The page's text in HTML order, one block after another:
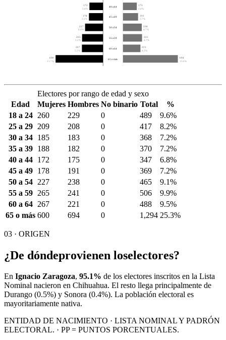
172
3.4%
175
3.4%
40 a 44
178
3.5%
191
3.7%
45 a 49
227
4.4%
238
4.7%
50 a 54
265
5.2%
241
4.7%
55 a 59
267
5.2%
221
4.3%
60 a 64
600
11.7%
694
13.6%
65 o más
Electores por rango de edad y sexo
Edad
Mujeres Hombres No binario Total
%
18 a 24
260 229 0 489
9.6%
25 a 29
209 208 0 417
8.2%
30 a 34
185 183 0 368
7.2%
35 a 39
188 182 0 370
7.2%
40 a 44
172 175 0 347
6.8%
45 a 49
178 191 0 369
7.2%
50 a 54
227 238 0 465
9.1%
55 a 59
265 241 0 506
9.9%
60 a 64
267 221 0 488
9.5%
65 o más 600 694 0 1,294 25.3%
03 · ORIGEN
¿De dóndeprovienen loselectores?
En Ignacio Zaragoza, 95.1% de los electores inscritos en la Lista
Nominal nacieron en Chihuahua. El resto llega principalmente de
Durango (0.5%) y Sonora (0.4%). La población electoral es
mayoritariamente nativa.
ENTIDAD DE NACIMIENTO · LISTA NOMINAL Y PADRÓN
ELECTORAL. · PP = PUNTOS PORCENTUALES.